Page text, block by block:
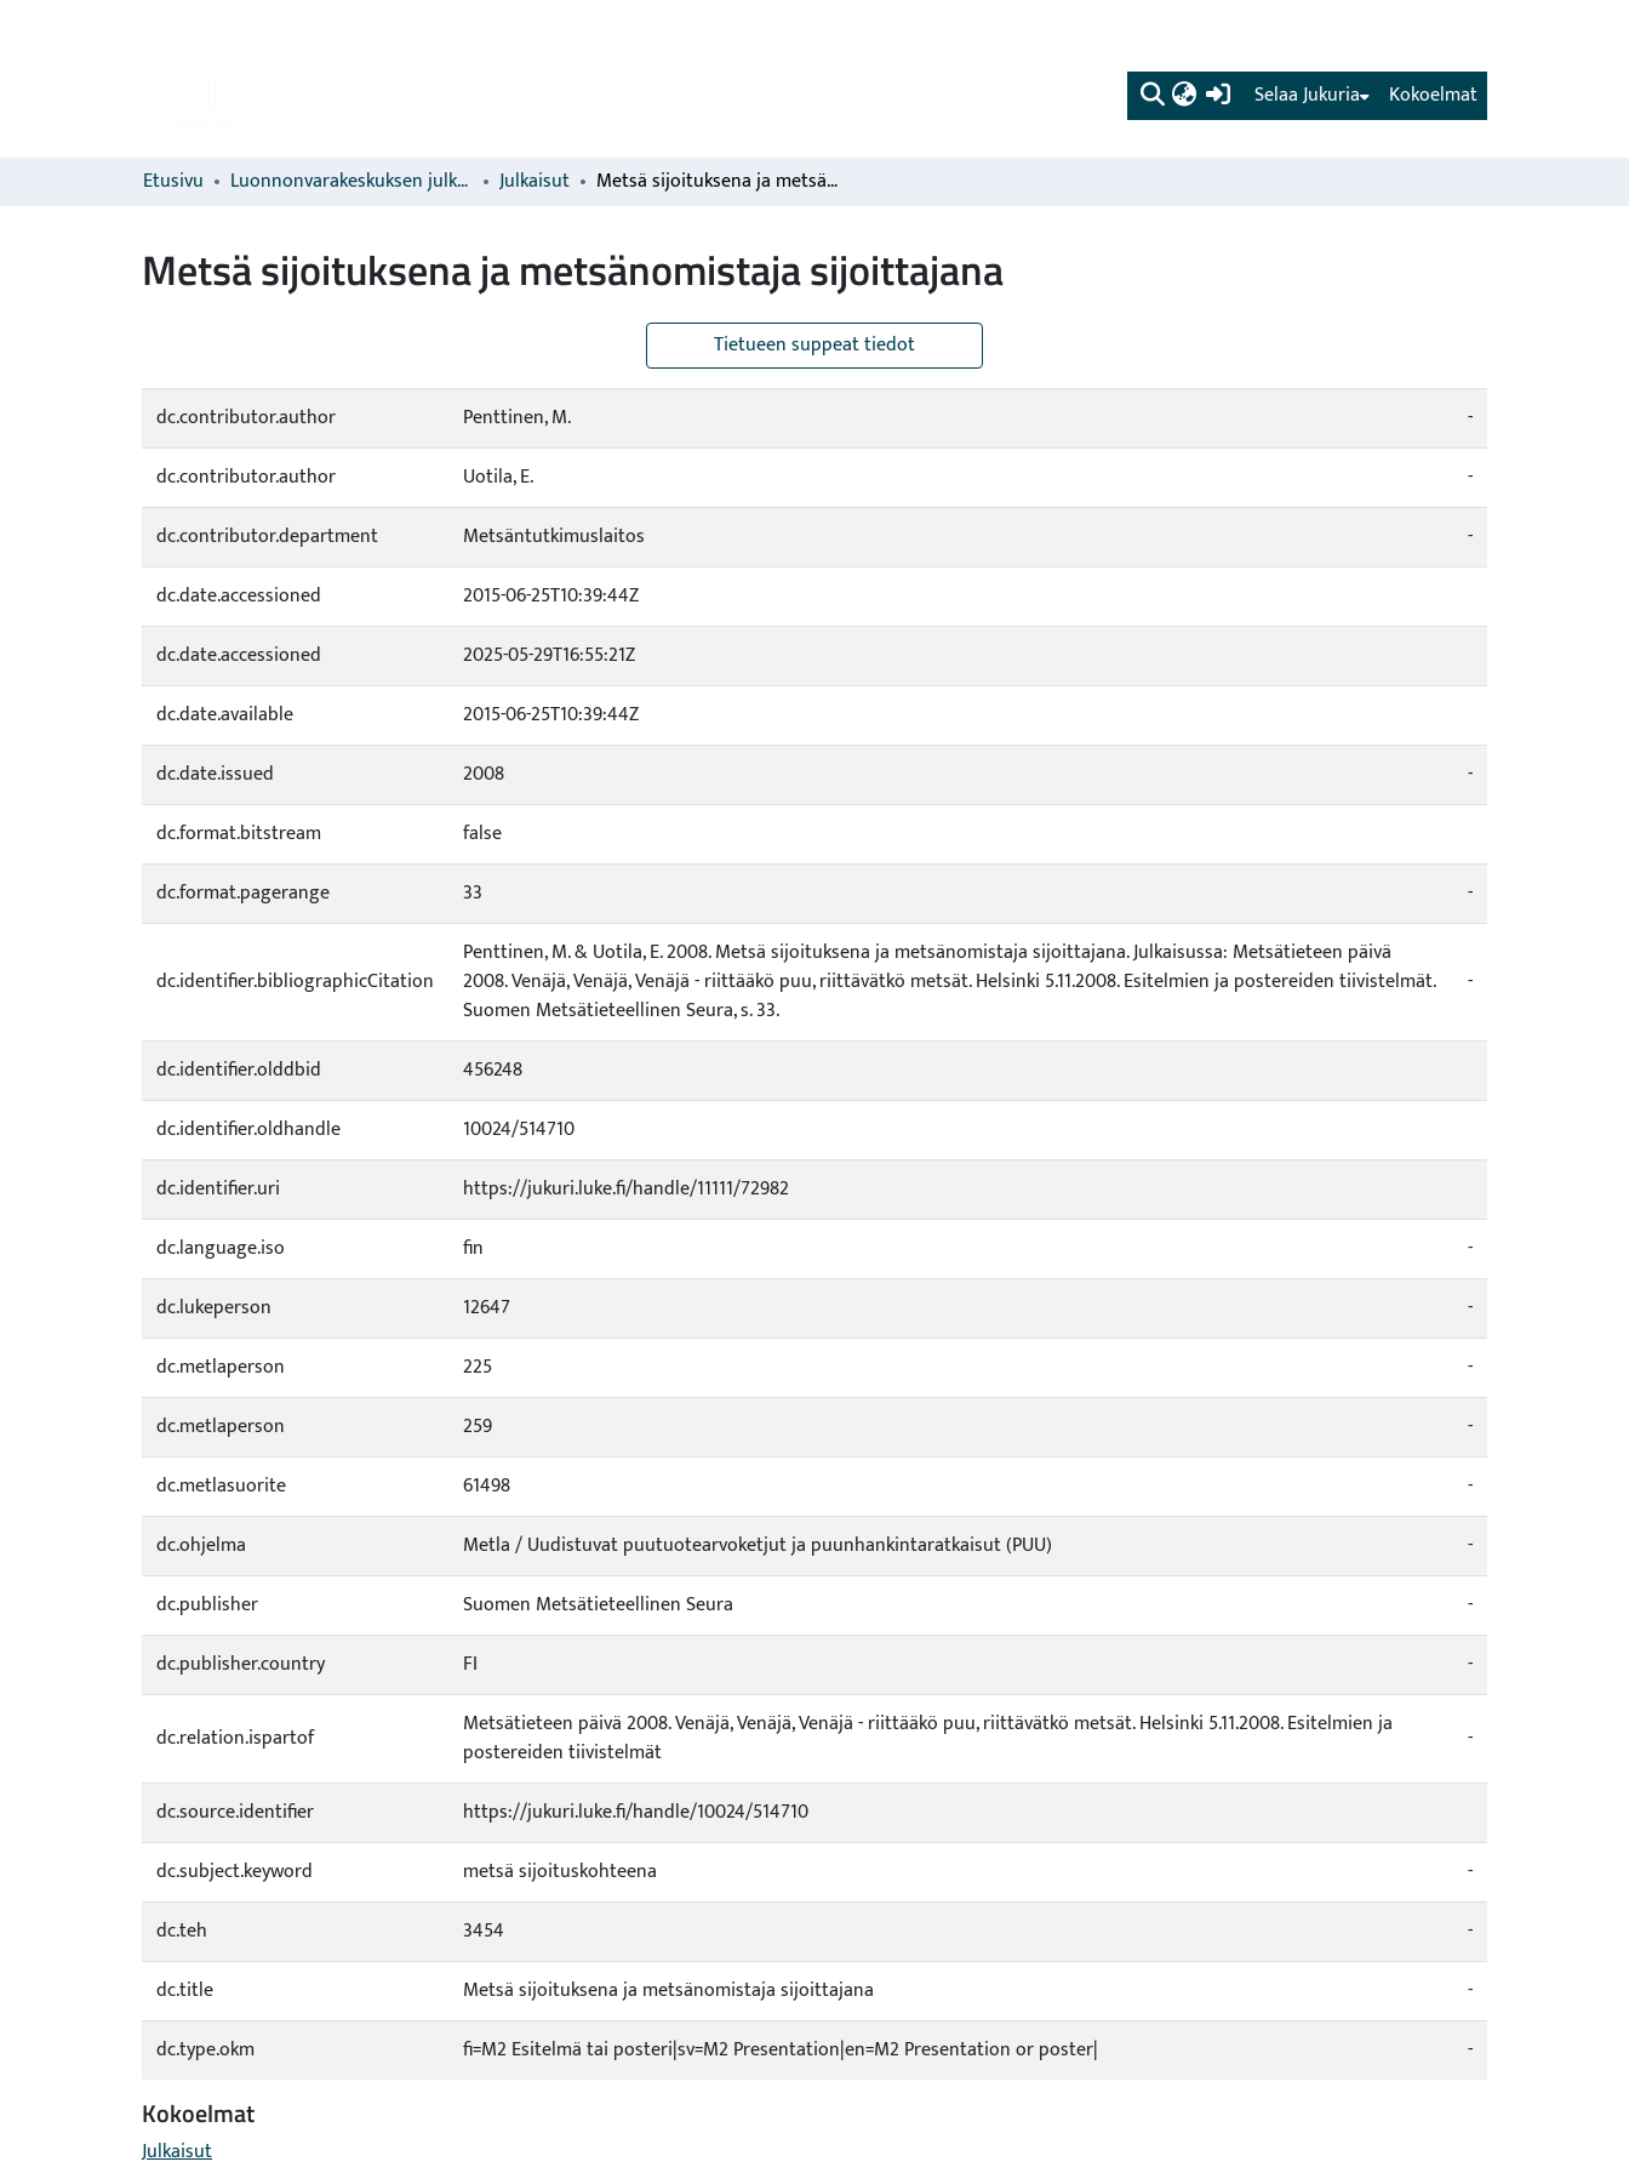
(current) Kokoelmat
Selaa Jukuria
Etusivu Luonnonvarakeskuksen julkaisut Julkaisut Metsä sijoituksena ja metsänomistaja sijoittajana
Metsä sijoituksena ja metsänomistaja sijoittajana
Tietueen suppeat tiedot
dc.contributor.author Penttinen, M.
-
dc.contributor.author
Uotila, E.
-
dc.contributor.department
Metsäntutkimuslaitos
-
dc.date.accessioned
2015-06-25T10:39:44Z
dc.date.accessioned
2025-05-29T16:55:21Z
dc.date.available
2015-06-25T10:39:44Z
dc.date.issued
2008
-
dc.format.bitstream
false
dc.format.pagerange
33 -
dc.identifier.bibliographicCitation
Penttinen, M. & Uotila, E. 2008. Metsä sijoituksena ja metsänomistaja sijoittajana. Julkaisussa: Metsätieteen päivä
2008. Venäjä, Venäjä, Venäjä - riittääkö puu, riittävätkö metsät. Helsinki 5.11.2008. Esitelmien ja postereiden tiivistelmät.
Suomen Metsätieteellinen Seura, s. 33.
-
dc.identifier.olddbid
456248
dc.identifier.oldhandle
10024/514710
dc.identifier.uri
https://jukuri.luke.fi/handle/11111/72982
dc.language.iso
fin
-
dc.lukeperson
12647
-
dc.metlaperson
225
-
dc.metlaperson
259
-
dc.metlasuorite
61498
-
dc.ohjelma
Metla / Uudistuvat puutuotearvoketjut ja puunhankintaratkaisut (PUU)
-
dc.publisher
Suomen Metsätieteellinen Seura
-
dc.publisher.country
FI -
dc.relation.ispartof
Metsätieteen päivä 2008. Venäjä, Venäjä, Venäjä - riittääkö puu, riittävätkö metsät. Helsinki 5.11.2008. Esitelmien ja
postereiden tiivistelmät
-
dc.source.identifier
https://jukuri.luke.fi/handle/10024/514710
dc.subject.keyword
metsä sijoituskohteena
-
dc.teh
3454
-
dc.title
Metsä sijoituksena ja metsänomistaja sijoittajana
-
dc.type.okm
fi=M2 Esitelmä tai posteri|sv=M2 Presentation|en=M2 Presentation or poster| -
Kokoelmat
Julkaisut